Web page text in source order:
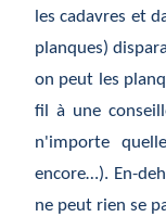
les cadavres et
planques)
on peut les
fil à une
n'importe
encore…). En-
ne peut rien se